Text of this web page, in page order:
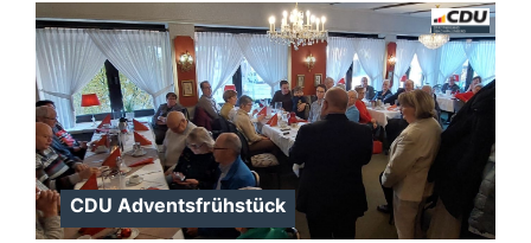
CDU Adventsfrühstück